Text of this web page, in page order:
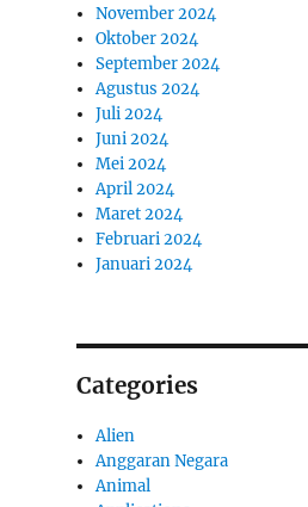
November 2024
Oktober 2024
September 2024
Agustus 2024
Juli 2024
Juni 2024
Mei 2024
April 2024
Maret 2024
Februari 2024
Januari 2024
Categories
Alien
Anggaran Negara
Animal